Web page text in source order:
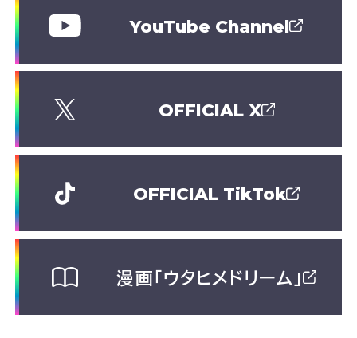
YouTube Channel
OFFICIAL X
OFFICIAL TikTok
漫画「ウタヒメドリーム」